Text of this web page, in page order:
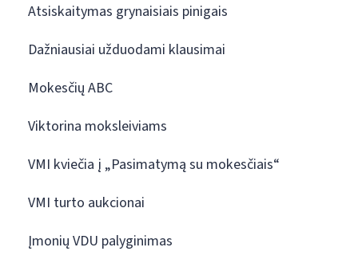
Atsiskaitymas grynaisiais pinigais
Dažniausiai užduodami klausimai
Mokesčių ABC
Viktorina moksleiviams
VMI kviečia į „Pasimatymą su mokesčiais“
VMI turto aukcionai
Įmonių VDU palyginimas